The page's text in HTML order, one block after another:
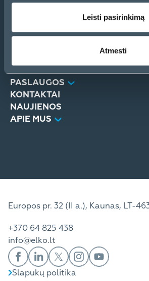
Leisti pasirinkimą
Atmesti
Katalogas
SPRENDIMAI
PASLAUGOS
KONTAKTAI
NAUJIENOS
APIE MUS
Europos pr. 32 (II a.), Kaunas, LT-
+370 64 825 438
info@elko.lt
Slapukų politika